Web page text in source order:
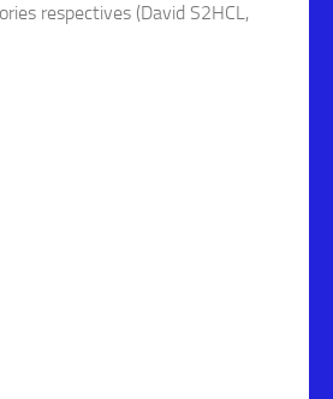
respectives (David S2HCL,